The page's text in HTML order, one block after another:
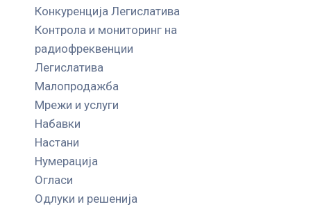
Конкуренција Легислатива
Контрола и мониторинг на
радиофреквенции
Легислатива
Малопродажба
Мрежи и услуги
Набавки
Настани
Нумерација
Огласи
Одлуки и решенија